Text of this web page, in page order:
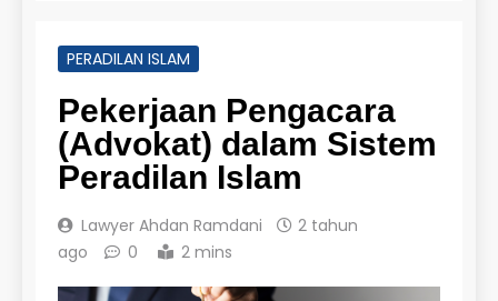
PERADILAN ISLAM
Pekerjaan Pengacara
(Advokat) dalam Sistem
Peradilan Islam
Lawyer Ahdan Ramdani
2 tahun
ago
0 2 mins